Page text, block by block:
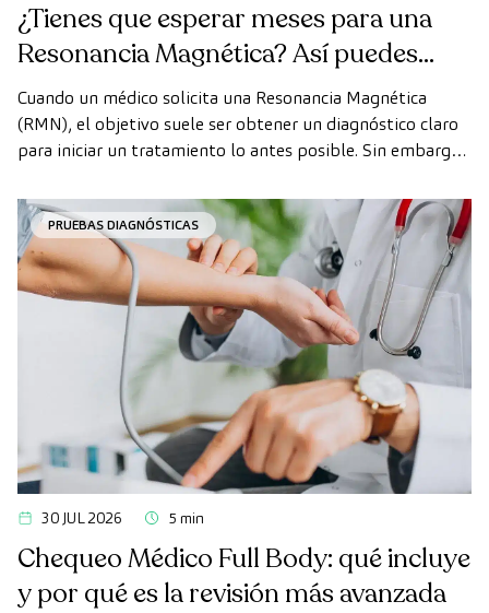
¿Tienes que esperar meses para una
Resonancia Magnética? Así puedes
realizarte la prueba de forma rápida
como paciente privado
Cuando un médico solicita una Resonancia Magnética
(RMN), el objetivo suele ser obtener un diagnóstico claro
para iniciar un tratamiento lo antes posible. Sin embargo,
pueden demorarse más de lo deseado.
PRUEBAS DIAGNÓSTICAS
30 JUL 2026 5 min
Chequeo Médico Full Body: qué incluye
y por qué es la revisión más avanzada